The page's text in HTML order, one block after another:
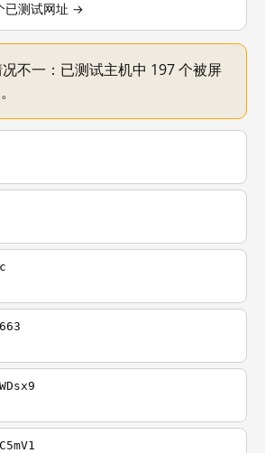
已测试网址 →
不一：已测试主机中 197 个被屏